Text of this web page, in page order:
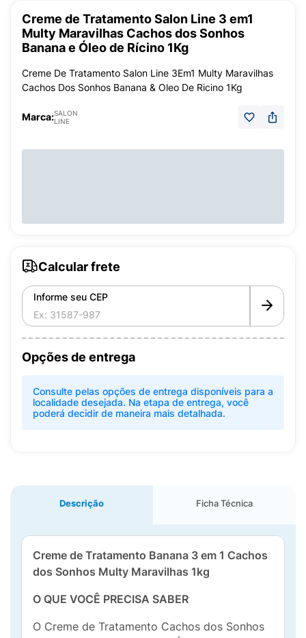
Creme de Tratamento Salon Line 3 em1
Multy Maravilhas Cachos dos Sonhos
Banana e Óleo de Rícino 1Kg
Creme De Tratamento Salon Line 3Em1 Multy Maravilhas
Cachos Dos Sonhos Banana & Oleo De Ricino 1Kg
Marca:SALON
LINE
Calcular frete
Informe seu CEP
Opções de entrega
Consulte pelas opções de entrega disponíveis para a
localidade desejada. Na etapa de entrega, você
poderá decidir de maneira mais detalhada.
Descrição Ficha Técnica
Creme de Tratamento Banana 3 em 1 Cachos
dos Sonhos Multy Maravilhas 1kg
O QUE VOCÊ PRECISA SABER
O Creme de Tratamento Cachos dos Sonhos